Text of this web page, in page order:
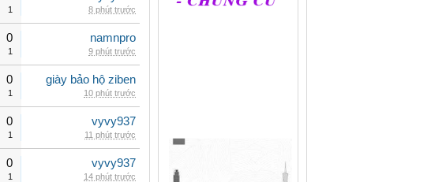
1 8 phút trước
0
1
namnpro
9 phút trước
0
1
giày bảo hộ ziben
10 phút trước
0
1
vyvy937
11 phút trước
0
1
vyvy937
14 phút trước